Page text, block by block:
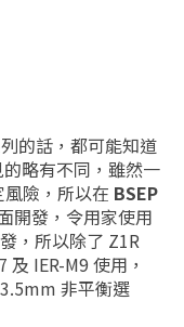
的話，都可能知道
略有不同，雖然一
險，所以在 BSEP
開發，令用家使用
，所以除了 Z1R
IER-M9 使用，
非平衡選